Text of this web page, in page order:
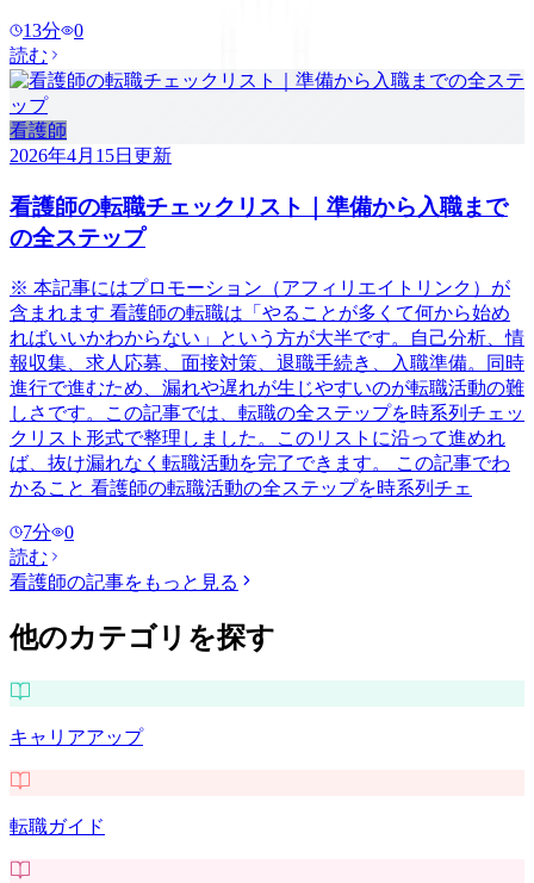
13分
0
読む
看護師
2026年4月15日 更新
看護師の転職チェックリスト｜準備から入職まで
の全ステップ
※ 本記事にはプロモーション（アフィリエイトリンク）が
含まれます 看護師の転職は「やることが多くて何から始め
ればいいかわからない」という方が大半です。自己分析、情
報収集、求人応募、面接対策、退職手続き、入職準備。同時
進行で進むため、漏れや遅れが生じやすいのが転職活動の難
しさです。この記事では、転職の全ステップを時系列チェッ
クリスト形式で整理しました。このリストに沿って進めれ
ば、抜け漏れなく転職活動を完了できます。 この記事でわ
かること 看護師の転職活動の全ステップを時系列チェ
7分
0
読む
看護師の記事をもっと見る
他のカテゴリを探す
キャリアアップ
転職ガイド